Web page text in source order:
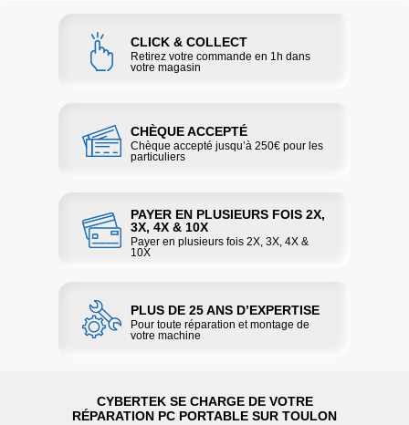
CLICK & COLLECT
Retirez votre commande en 1h dans
votre magasin
CHÈQUE ACCEPTÉ
Chèque accepté jusqu’à 250€ pour les
particuliers
PAYER EN PLUSIEURS FOIS 2X,
3X, 4X & 10X
Payer en plusieurs fois 2X, 3X, 4X &
10X
PLUS DE 25 ANS D’EXPERTISE
Pour toute réparation et montage de
votre machine
CYBERTEK SE CHARGE DE VOTRE
RÉPARATION PC PORTABLE SUR TOULON